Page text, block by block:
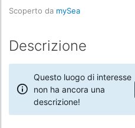
Scoperto da mySea
Descrizione
Questo luogo di interesse
non ha ancora una
descrizione!